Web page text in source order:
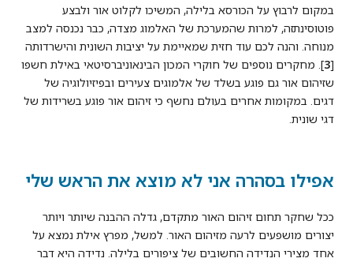
במקום לרבוץ על הכורסא בלילה, המשיכו לקלוט אור ולבצע
פוטוסינתזה, למרות שהמערכת של האלמוג מצדה, כבר נכנסה למצב
מנוחה. והנה לכם עוד חזית שמאיימת על יציבות השונית והישרדותה
[
3]. מחקרים נוספים של חוקרי המכון הבינאוניברסיטאי באילת חשפו
שזיהום אור גם פוגע בשלד של אלמוגים צעירים ובפיזיולוגיה של
דגים. במקומות אחרים בעולם נחשף כי זיהום אור פוגע בשרידות של
דגי שונית.
אפילו בסהרה אני לא מוצא את הראש שלי
ככל שחקר תחום זיהום האור מתקדם, גדלה ההבנה שיותר ויותר
יצורים מושפעים לרעה מזיהום האור. למשל, מפרץ אילת נמצא על
אחד מצירי הנדידה החשובים של ציפורים בלילה. נדידה היא דבר